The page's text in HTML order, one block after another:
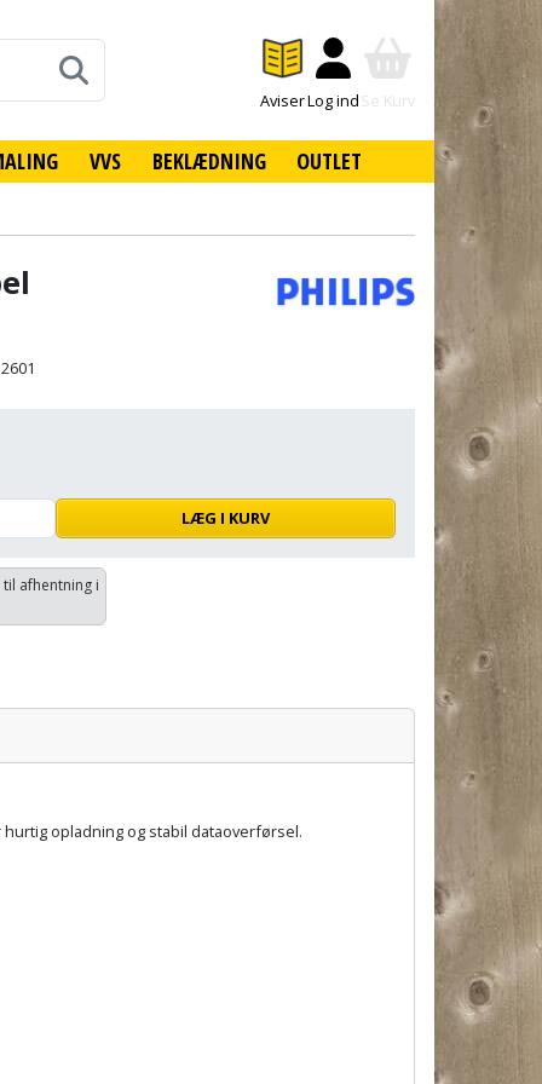
VVS BEKLÆDNING OUTLET
AviserLog indSe Kurv
LÆG I KURV
afhentning i
opladning og stabil dataoverførsel.